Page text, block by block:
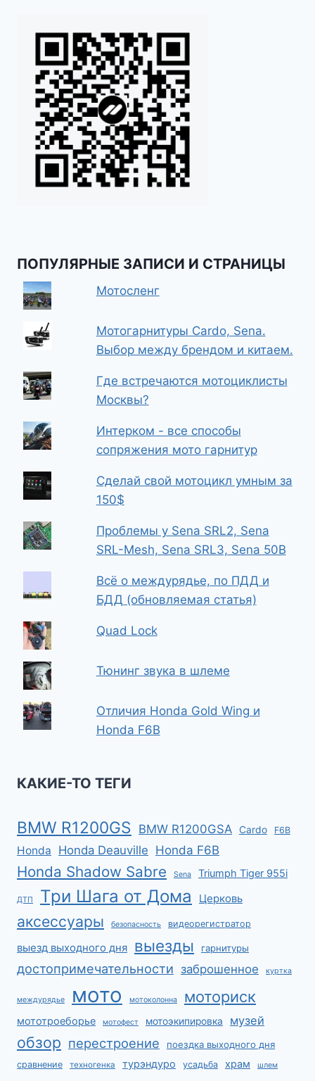
ПОПУЛЯРНЫЕ ЗАПИСИ И СТРАНИЦЫ
Мотосленг
Мотогарнитуры Cardo, Sena.
Выбор между брендом и китаем.
Где встречаются мотоциклисты
Москвы?
Интерком - все способы
сопряжения мото гарнитур
Сделай свой мотоцикл умным за
150$
Проблемы у Sena SRL2, Sena
SRL-Mesh, Sena SRL3, Sena 50B
Всё о междурядье, по ПДД и
БДД (обновляемая статья)
Quad Lock
Тюнинг звука в шлеме
Отличия Honda Gold Wing и
Honda F6B
КАКИЕ-ТО ТЕГИ
BMW R1200GS BMW R1200GSA Cardo F6B
Honda Honda Deauville Honda F6B
Honda Shadow Sabre Sena Triumph Tiger 955i
ДТП Три Шага от Дома Церковь
аксессуары безопасность видеорегистратор
выезд выходного дня выезды гарнитуры
достопримечательности заброшенное куртка
междурядье мото мотоколонна моториск
мототроеборье мотофест мотоэкипировка музей
обзор перестроение поездка выходного дня
сравнение техногенка турэндуро усадьба храм шлем